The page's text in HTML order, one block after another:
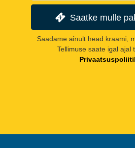
Saatke mulle
Saadame ainult head kraami,
Tellimuse saate igal ajal